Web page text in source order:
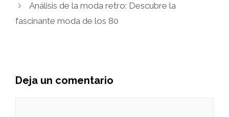
Análisis de la moda retro: Descubre la
fascinante moda de los 80
Deja un comentario